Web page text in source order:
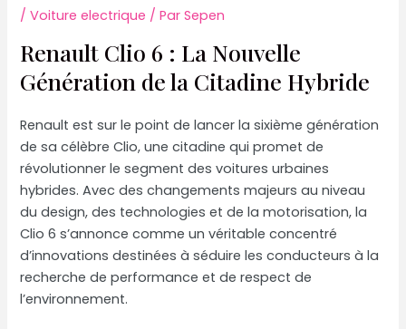
/Voiture electrique / ParSepen
Renault Clio 6 : La Nouvelle
Génération de la Citadine Hybride
Renault est sur le point de lancer la sixième génération
de sa célèbre Clio, une citadine qui promet de
révolutionner le segment des voitures urbaines
hybrides. Avec des changements majeurs au niveau
du design, des technologies et de la motorisation, la
Clio 6 s’annonce comme un véritable concentré
d’innovations destinées à séduire les conducteurs à la
recherche de performance et de respect de
l’environnement.